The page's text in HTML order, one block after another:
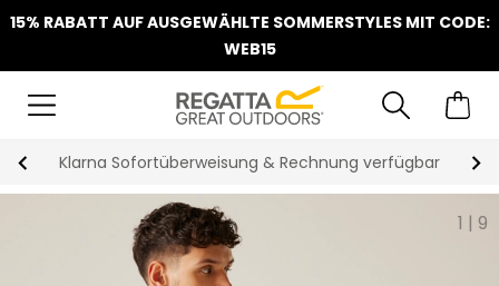
15% RABATT AUF AUSGEWÄHLTE SOMMERSTYLES MIT CODE:
WEB15
Klarna Sofortüberweisung & Rechnung verfügbar
1 | 9